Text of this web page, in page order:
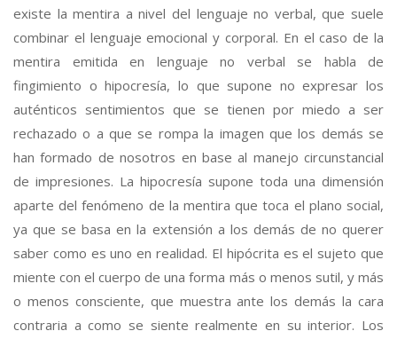
existe la mentira a nivel del lenguaje no verbal, que suele
combinar el lenguaje emocional y corporal. En el caso de la
mentira emitida en lenguaje no verbal se habla de
fingimiento o hipocresía, lo que supone no expresar los
auténticos sentimientos que se tienen por miedo a ser
rechazado o a que se rompa la imagen que los demás se
han formado de nosotros en base al manejo circunstancial
de impresiones. La hipocresía supone toda una dimensión
aparte del fenómeno de la mentira que toca el plano social,
ya que se basa en la extensión a los demás de no querer
saber como es uno en realidad. El hipócrita es el sujeto que
miente con el cuerpo de una forma más o menos sutil, y más
o menos consciente, que muestra ante los demás la cara
contraria a como se siente realmente en su interior. Los